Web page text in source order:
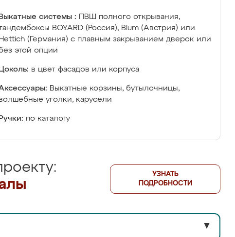
Выкатные системы :
ПВШ полного открывания,
BOYARD (Россия), Blum (Австрия) или
Hettich (Германия) с плавным закрыванием дверок или
этой опции
Цоколь: в цвет фасадов или корпуса
Выкатные корзины, бутылочницы,
уголки, карусели
Ручки: по каталогу
УЗНАТЬ
ПОДРОБНОСТИ
▼